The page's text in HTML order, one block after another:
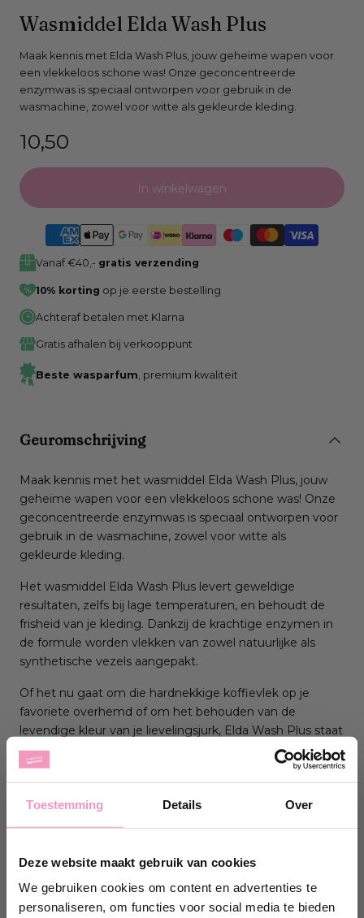
Toestemming Details Over
Deze website maakt gebruik van cookies
We gebruiken cookies om content en advertenties te
personaliseren, om functies voor social media te bieden
Open
0
in
modaal
venster
Wasmiddel Elda Wash Plus
Maak kennis met Elda Wash Plus, jouw geheime wapen voor
een vlekkeloos schone was! Onze geconcentreerde
enzymwas is speciaal ontworpen voor gebruik in de
wasmachine, zowel voor witte als gekleurde kleding.
Normale
prijs
10,50
In winkelwagen
Vanaf €40,- gratis verzending
10% korting op je eerste bestelling
Achteraf betalen met Klarna
Gratis afhalen bij verkooppunt
Beste wasparfum , premium kwaliteit
Geuromschrijving
Maak kennis met het wasmiddel Elda Wash Plus, jouw
geheime wapen voor een vlekkeloos schone was! Onze
geconcentreerde enzymwas is speciaal ontworpen voor
gebruik in de wasmachine, zowel voor witte als
gekleurde kleding.
Het wasmiddel Elda Wash Plus levert geweldige
resultaten, zelfs bij lage temperaturen, en behoudt de
frisheid van je kleding. Dankzij de krachtige enzymen in
de formule worden vlekken van zowel natuurlijke als
synthetische vezels aangepakt.
Of het nu gaat om die hardnekkige koffievlek op je
favoriete overhemd of om het behouden van de
levendige kleur van je lievelingsjurk, Elda Wash Plus staat
voor je klaar.
Laat je was stralen met de effectieve kracht van Elda
Wash Plus en geniet van onberispelijke resultaten.
Hoeveelheid: 1000 ml
Wasbeurten:
ongeveer 33